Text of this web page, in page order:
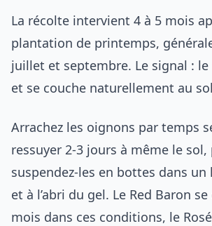
La récolte intervient 4 à 5 mois
plantation de printemps,
juillet et septembre. Le signal :
et se couche naturellement au
Arrachez les oignons par temps
ressuyer 2-3 jours à même le sol,
suspendez-les en bottes dans un
et à l’abri du gel. Le Red Baron
mois dans ces conditions, le